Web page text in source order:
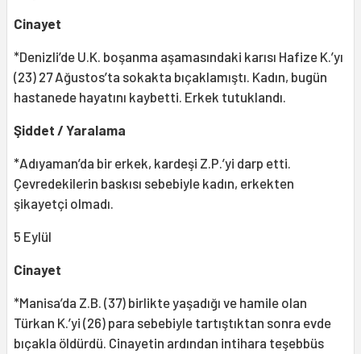
Cinayet
*Denizli’de U.K. boşanma aşamasındaki karısı Hafize K.’yı
(23) 27 Ağustos’ta sokakta bıçaklamıştı. Kadın, bugün
hastanede hayatını kaybetti. Erkek tutuklandı.
Şiddet / Yaralama
*Adıyaman’da bir erkek, kardeşi Z.P.’yi darp etti.
Çevredekilerin baskısı sebebiyle kadın, erkekten
şikayetçi olmadı.
5 Eylül
Cinayet
*Manisa’da Z.B. (37) birlikte yaşadığı ve hamile olan
Türkan K.’yi (26) para sebebiyle tartıştıktan sonra evde
bıçakla öldürdü. Cinayetin ardından intihara teşebbüs